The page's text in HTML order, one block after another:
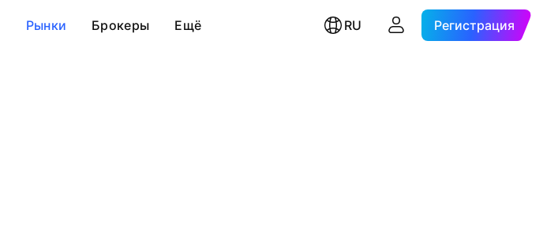
Рынки Брокеры Ещё RU Регистрация